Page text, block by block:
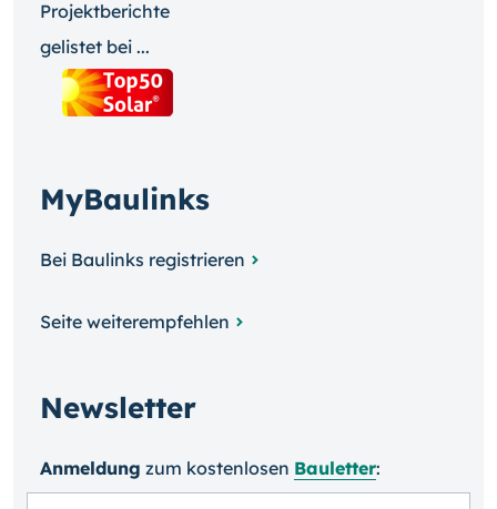
Projektberichte
gelistet bei ...
MyBaulinks
Bei Baulinks registrieren
Seite weiterempfehlen
Newsletter
Anmeldung zum kosten­losen Bauletter: